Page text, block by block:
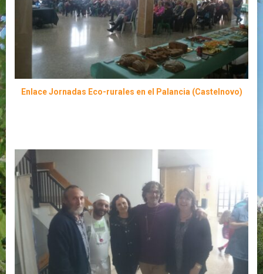
Enlace Jornadas Eco-rurales en el Palancia (Castelnovo)